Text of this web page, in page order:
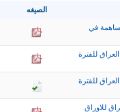
الصيغه
في
للفترة
للفترة
للاوراق